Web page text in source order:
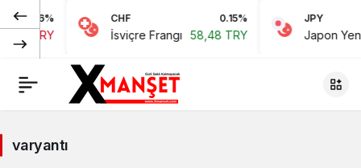
-0.06%
TRY
CHF 0.15%
İsviçre Frangı 58,48 TRY
JPY
Japon Yeni
varyantı